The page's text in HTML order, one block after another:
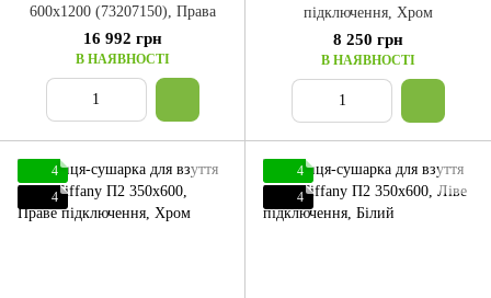
600x1200 (73207150), Права
16 992 грн
В НАЯВНОСТІ
підключення, Хром
8 250 грн
В НАЯВНОСТІ
4
4
4
4